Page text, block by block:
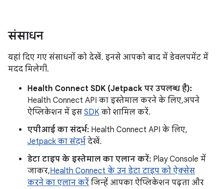
संसाधन
यहां दिए गए संसाधनों को देखें. इनसे आपको बाद में डेवलपमेंट में
मदद मिलेगी.
Health Connect SDK (Jetpack पर उपलब्ध है):
Health Connect API का इस्तेमाल करने के लिए, अपने
ऐप्लिकेशन में इस SDK को शामिल करें.
एपीआई का संदर्भ: Health Connect API के लिए,
Jetpack का संदर्भ देखें.
डेटा टाइप के इस्तेमाल का एलान करें: Play Console में
जाकर,Health Connect के उन डेटा टाइप को ऐक्सेस
करने का एलान करें जिन्हें आपका ऐप्लिकेशन पढ़ता और